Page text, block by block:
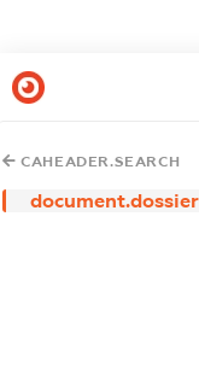
CAHEADER.SEARCH
document.dossier